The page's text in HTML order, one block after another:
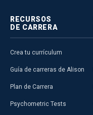
RECURSOS
DE CARRERA
Crea tu currículum
Guía de carreras de Alison
Plan de Carrera
Psychometric Tests